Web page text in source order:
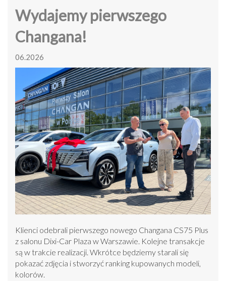
Wydajemy pierwszego
Changana!
06.2026
Klienci odebrali pierwszego nowego Changana CS75 Plus
z salonu Dixi-Car Plaza w Warszawie. Kolejne transakcje
są w trakcie realizacji. Wkrótce będziemy starali się
pokazać zdjęcia i stworzyć ranking kupowanych modeli,
kolorów.